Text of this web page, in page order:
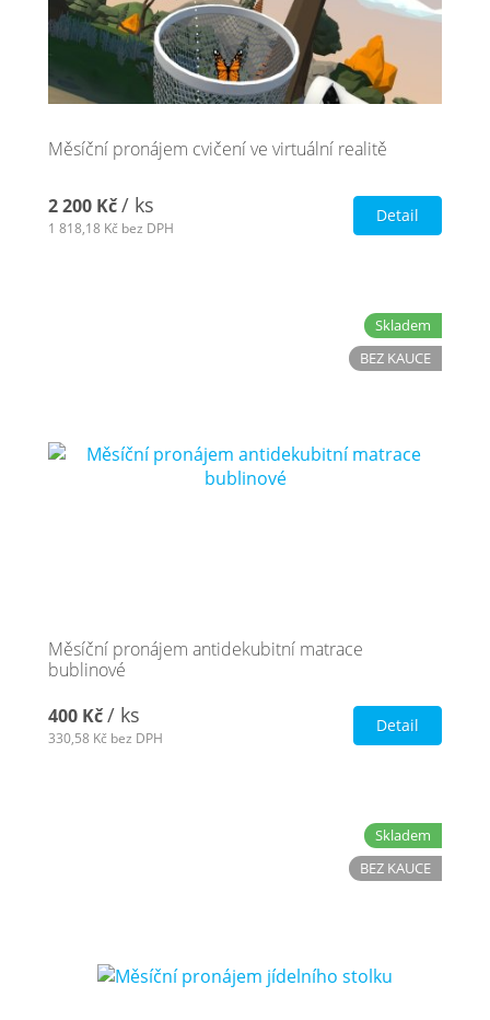
Měsíční pronájem cvičení ve virtuální realitě
2 200 Kč/ ks
1 818,18 Kč bez DPH
Detail
Skladem
BEZ KAUCE
Měsíční pronájem antidekubitní matrace
bublinové
400 Kč/ ks
330,58 Kč bez DPH
Detail
Skladem
BEZ KAUCE